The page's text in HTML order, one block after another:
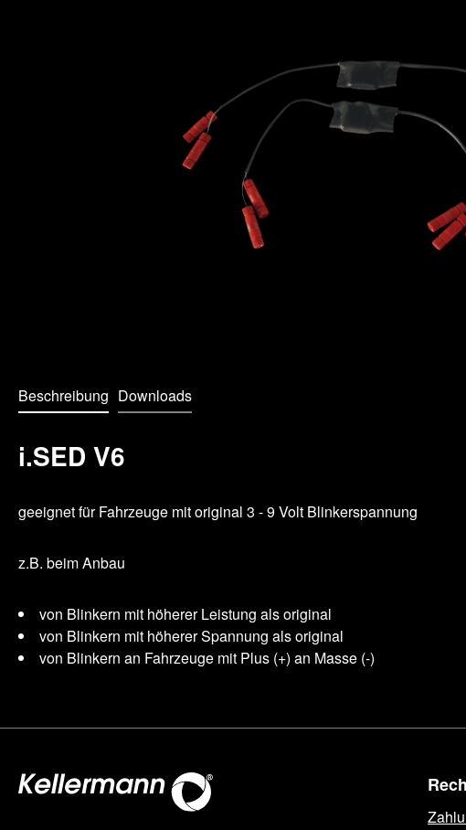
Beschreibung Downloads
i.SED V6
geeignet für Fahrzeuge mit original 3 - 9 Volt Blinkerspannung
z.B. beim Anbau
von Blinkern mit höherer Leistung als original
von Blinkern mit höherer Spannung als original
von Blinkern an Fahrzeuge mit Plus (+) an Masse (-)